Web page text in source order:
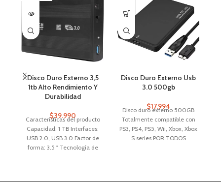
Disco Duro Externo 3,5
1tb Alto Rendimiento Y
Durabilidad
$39.990
Características del producto
Capacidad: 1 TB Interfaces:
USB 2.0, USB 3.0 Factor de
forma: 3.5 " Tecnología de
Disco Duro Externo Usb
3.0 500gb
$17.994
Disco duro externo 500GB
Totalmente compatible con
PS3, PS4, PS5, Wii, Xbox, Xbox
S series POR TODOS